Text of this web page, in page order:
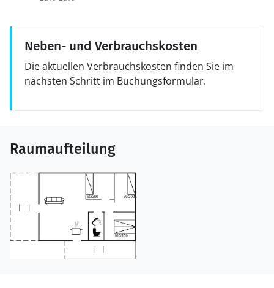
Neben- und Verbrauchskosten
Die aktuellen Verbrauchskosten finden Sie im
nächsten Schritt im Buchungsformular.
Raumaufteilung